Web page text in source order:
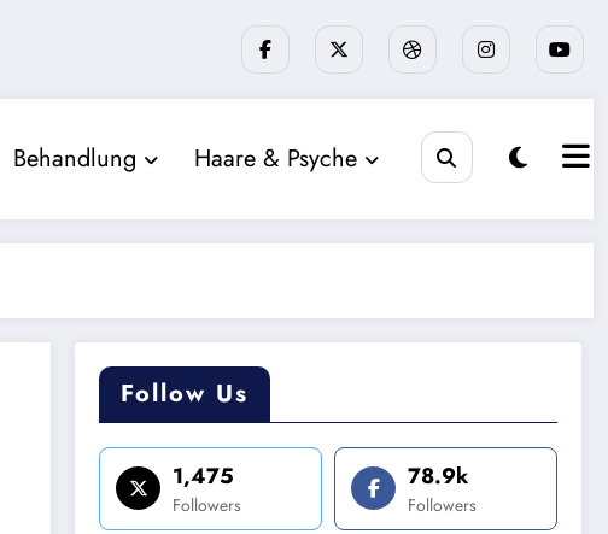
Behandlung Haare & Psyche
Follow Us
1,475
Followers
78.9k
Followers